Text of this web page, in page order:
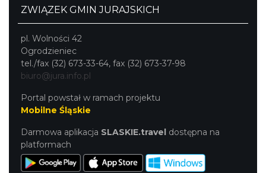
ZWIĄZEK GMIN JURAJSKICH
pl. Wolności 42
Ogrodzieniec
tel./fax (32) 673-33-64, fax (32) 673-37-98
biuro@jura.info.pl
Portal powstał w ramach projektu
Mobilne Śląskie
Darmowa aplikacja SLASKIE.travel dostępna na
platformach